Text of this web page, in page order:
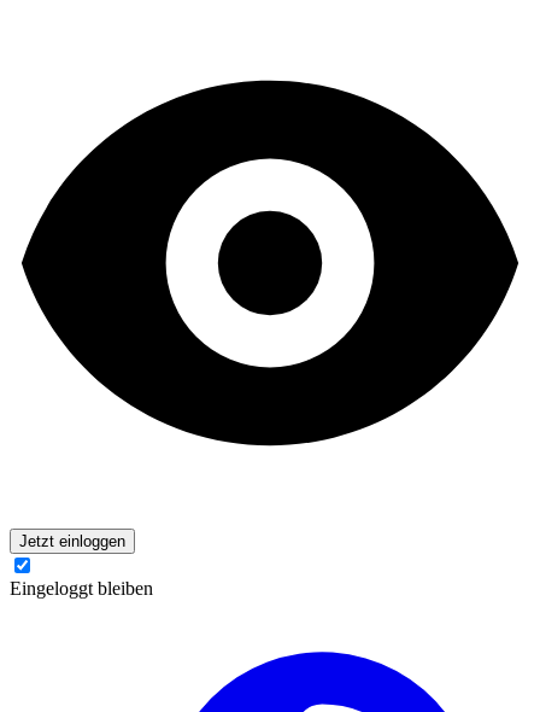
Jetzt einloggen
Eingeloggt bleiben